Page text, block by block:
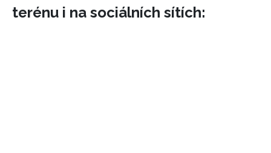
terénu i na sociálních sítích: